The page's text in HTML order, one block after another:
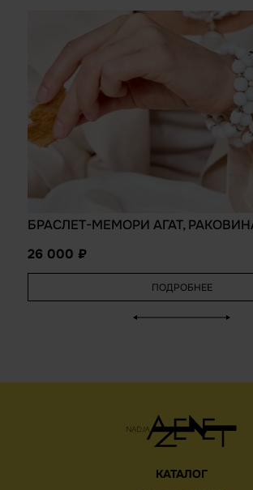
БРАСЛЕТ-МЕМОРИ АГАТ,
26 000
ПОДРОБНЕЕ
КАТАЛОГ